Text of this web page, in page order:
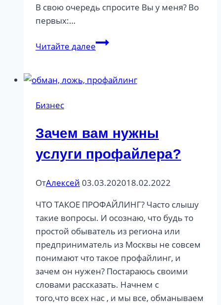
В свою очередь спросите Вы у меня? Во
первых:…
Читайте далееОбучение
Бизнес
Зачем вам нужны
услуги профайлера?
ОтАлексей 03.03.202018.02.2022
ЧТО ТАКОЕ ПРОФАЙЛИНГ? Часто слышу
такие вопросы. И осознаю, что будь то
простой обыватель из региона или
предприниматель из Москвы не совсем
понимают что такое профайлинг, и
зачем он нужен? Постараюсь своими
словами рассказать. Начнем с
того,что всех нас , и мы все, обманываем